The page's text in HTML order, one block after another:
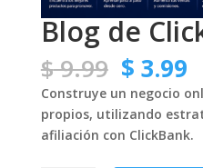
Blog de
$9.99 El
precio
era:
$ 9.99.
$ 3.99El
Construye un negocio
propios, utilizando
afiliación con ClickBank.